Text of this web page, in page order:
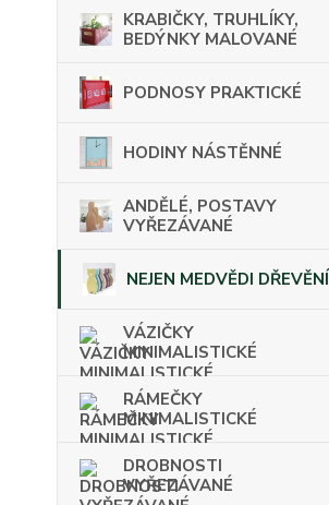
KRABIČKY, TRUHLÍKY,
BEDÝNKY MALOVANÉ
PODNOSY PRAKTICKÉ
HODINY NÁSTĚNNÉ
ANDĚLÉ, POSTAVY
VYŘEZÁVANÉ
NEJEN MEDVĚDI DŘEVĚNÍ
VÁZIČKY
MINIMALISTICKÉ
RÁMEČKY
MINIMALISTICKÉ
DROBNOSTI
VYŘEZÁVANÉ